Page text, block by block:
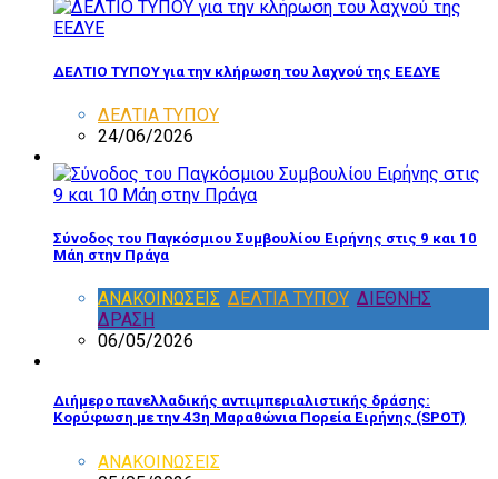
ΔΕΛΤΙΟ ΤΥΠΟΥ για την κλήρωση του λαχνού της ΕΕΔΥΕ
ΔΕΛΤΙΑ ΤΥΠΟΥ
24/06/2026
Σύνοδος του Παγκόσμιου Συμβουλίου Ειρήνης στις 9 και 10
Μάη στην Πράγα
ΑΝΑΚΟΙΝΩΣΕΙΣ ΔΕΛΤΙΑ ΤΥΠΟΥ ΔΙΕΘΝΗΣ
ΔΡΑΣΗ
06/05/2026
Διήμερο πανελλαδικής αντιιμπεριαλιστικής δράσης:
Κορύφωση με την 43η Μαραθώνια Πορεία Ειρήνης (SPOT)
ΑΝΑΚΟΙΝΩΣΕΙΣ